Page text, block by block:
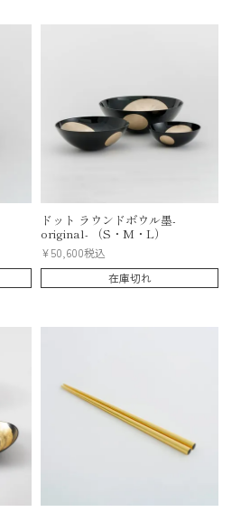
ドット ラウンドボウル墨-
original- （S・M・L）
¥50,600税込
在庫切れ